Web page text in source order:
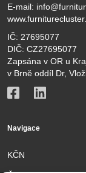
E-mail:
IČ: 27695077
DIČ: CZ27695077
Zapsána v OR u
v Brně oddíl Dr,
Navigace
KČN